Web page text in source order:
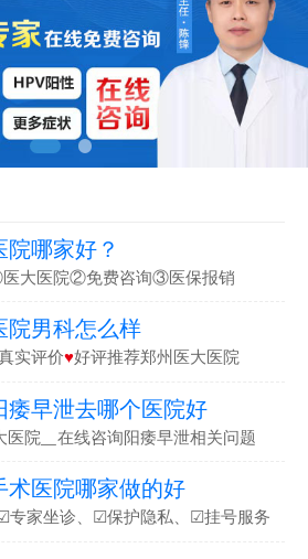
哪家好？
大医院②免费咨询③医保报销
院男科怎么样
实评价♥好评推荐郑州医大医院
痿早泄去哪个医院好
医院▁在线咨询阳痿早泄相关问题
术医院哪家做的好
专家坐诊、☑保护隐私、☑挂号服务